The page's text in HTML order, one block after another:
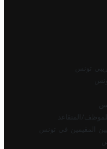
تونس
المتقاعد
المقيمين في تونس